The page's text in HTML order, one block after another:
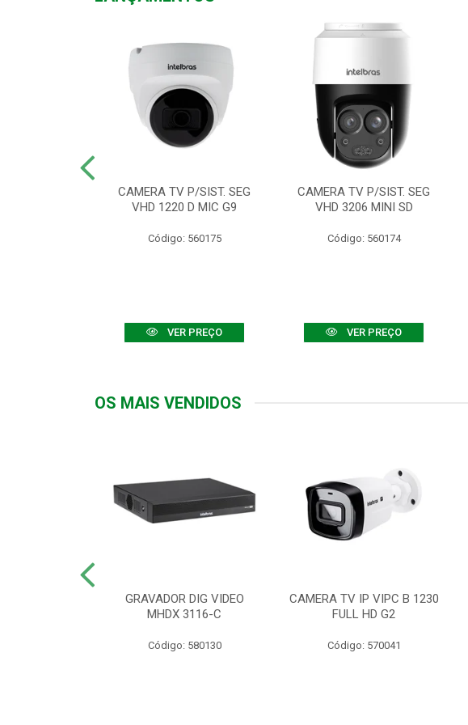
CAMERA TV P/SIST. SEG
VHD 1220 D MIC G9
Código: 560175
VER PREÇO
CAMERA TV P/SIST. SEG
VHD 3206 MINI SD
Código: 560174
VER PREÇO
OS MAIS VENDIDOS
GRAVADOR DIG VIDEO
MHDX 3116-C
Código: 580130
CAMERA TV IP VIPC B 1230
FULL HD G2
Código: 570041